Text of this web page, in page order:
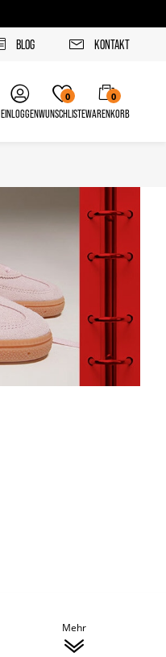
BLOG KONTAKT
EINLOGGEN
0
WUNSCHLISTE
0
WARENKORB
Mehr